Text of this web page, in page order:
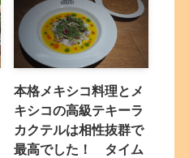
本格メキシコ料理とメ
キシコの高級テキーラ
カクテルは相性抜群で
最高でした！ タイム